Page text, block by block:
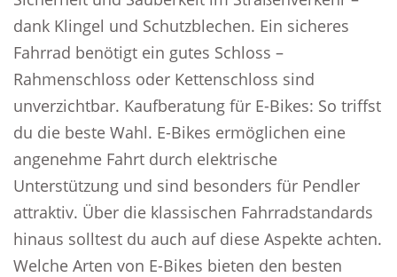
dank Klingel und Schutzblechen. Ein sicheres
Fahrrad benötigt ein gutes Schloss –
Rahmenschloss oder Kettenschloss sind
unverzichtbar. Kaufberatung für E-Bikes: So triffst
du die beste Wahl. E-Bikes ermöglichen eine
angenehme Fahrt durch elektrische
Unterstützung und sind besonders für Pendler
attraktiv. Über die klassischen Fahrradstandards
hinaus solltest du auch auf diese Aspekte achten.
Welche Arten von E-Bikes bieten den besten